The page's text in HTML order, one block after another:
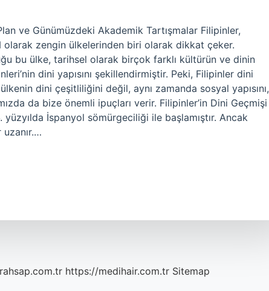
ve Günümüzdeki Akademik Tartışmalar Filipinler,
olarak zengin ülkelerinden biri olarak dikkat çeker.
bu ülke, tarihsel olarak birçok farklı kültürün ve dinin
dini yapısını şekillendirmiştir. Peki, Filipinler dini
dini çeşitliliğini değil, aynı zamanda sosyal yapısını,
da bize önemli ipuçları verir. Filipinler’in Dini Geçmişi
yüzyılda İspanyol sömürgeciliği ile başlamıştır. Ancak
https://medihair.com.tr Sitemap